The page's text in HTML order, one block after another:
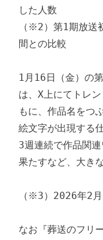
した人数
（※2）第1期放送
間との比較
1月16日（金）の
は、X上にてトレ
もに、作品名をつ
絵文字が出現する
3週連続で作品関
果たすなど、大き
（※3）2026年2
なお『葬送のフリ